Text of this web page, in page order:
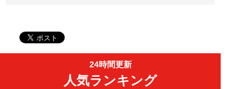
24時間更新
人気ランキング